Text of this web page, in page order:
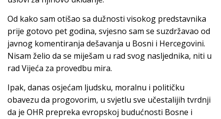
Od kako sam otišao sa dužnosti visokog predstavnika
prije gotovo pet godina, svjesno sam se suzdržavao od
javnog komentiranja dešavanja u Bosni i Hercegovini.
Nisam želio da se miješam u rad svog nasljednika, niti u
rad Vijeća za provedbu mira.
Ipak, danas osjećam ljudsku, moralnu i političku
obavezu da progovorim, u svjetlu sve učestalijih tvrdnji
da je OHR prepreka evropskoj budućnosti Bosne i